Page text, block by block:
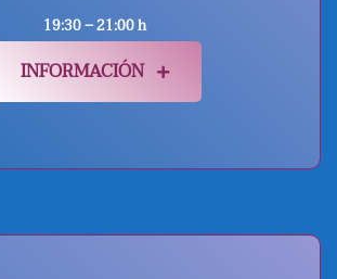
19:30 – 21:00 h
INFORMACIÓN